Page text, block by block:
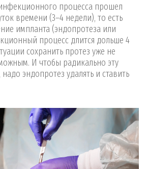
процесса прошел
времени (3–4 недели), то есть
импланта (эндопротеза или
процесс длится дольше 4
сохранить протез уже не
И чтобы радикально эту
эндопротез удалять и ставить